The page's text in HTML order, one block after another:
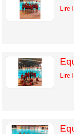
Lire
Lire